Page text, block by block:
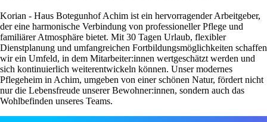
Korian - Haus Botegunhof Achim ist ein hervorragender Arbeitgeber,
der eine harmonische Verbindung von professioneller Pflege und
familiärer Atmosphäre bietet. Mit 30 Tagen Urlaub, flexibler
Dienstplanung und umfangreichen Fortbildungsmöglichkeiten schaffen
wir ein Umfeld, in dem Mitarbeiter:innen wertgeschätzt werden und
sich kontinuierlich weiterentwickeln können. Unser modernes
Pflegeheim in Achim, umgeben von einer schönen Natur, fördert nicht
nur die Lebensfreude unserer Bewohner:innen, sondern auch das
Wohlbefinden unseres Teams.